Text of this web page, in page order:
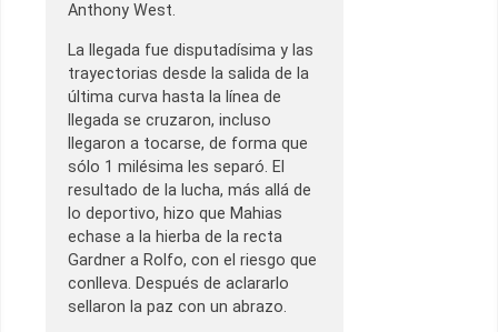
Anthony West.
La llegada fue disputadísima y las
trayectorias desde la salida de la
última curva hasta la línea de
llegada se cruzaron, incluso
llegaron a tocarse, de forma que
sólo 1 milésima les separó. El
resultado de la lucha, más allá de
lo deportivo, hizo que Mahias
echase a la hierba de la recta
Gardner a Rolfo, con el riesgo que
conlleva. Después de aclararlo
sellaron la paz con un abrazo.